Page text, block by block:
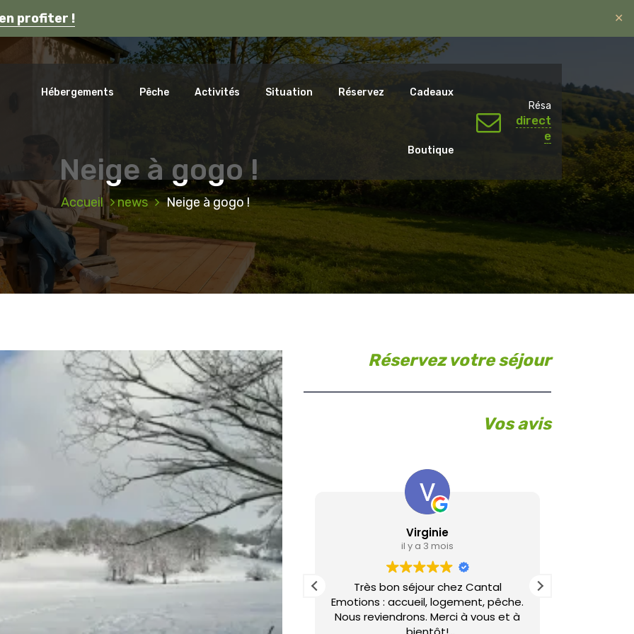
profiter ! ✕
Auvergne.
Hébergements Pêche Activités Situation Réservez Cadeaux
Boutique
Résa
direct
e
Neige à gogo !
Accueil news Neige à gogo !
Réservez votre séjour
Vos avis
équipé
des
Louise Lavedrine
il y a 2 mois
Que dire de cet endroit qui est juste
ressourcer et décompresser en
Virginie
il y a 3 mois
Très bon séjour chez Cantal
Emotions : accueil, logement, pêche.
Nous reviendrons. Merci à vous et à